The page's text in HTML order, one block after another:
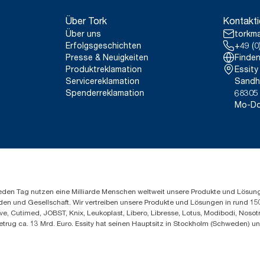
Einschränkungen möglich. Vor der Entsorgung in industriellen
erfragen, ob das Produkt angenommen wird. Darüber hinaus bitte
Produkt nicht in Verbindung mit gefährlichen oder nicht kompostierbaren
Wert, im Vergleich zum durchschnittlichen CO2-Fußabdruck aller
System (N4) Nachfüllpackungen vor Beginn des Bezugs von Strom aus
Quellen für unsere Papierherstellung, der durch Herkunftsnachweise
ist. Die sich daraus ergebenden CO2-Einsparungen wurden in einer von
Cradle-to-grave-Lebenszyklusanalyse (LCA) quantifiziert.
Über Tork
Über uns
Erfolgsgeschichten
Presse & Neuigkeiten
Produktreklamation
Servicereklamation
Spenderreklamation
+49
Essity
68305
Mo-
Tag nutzen eine Milliarde Menschen weltweit unsere Produkte und
und Gesellschaft. Wir vertreiben unsere Produkte und Lösungen in rund
Cutimed, JOBST, Knix, Leukoplast, Libero, Libresse, Lotus, Modibodi,
ca. 13 Mrd. Euro. Essity hat seinen Hauptsitz in Stockholm (Schweden)